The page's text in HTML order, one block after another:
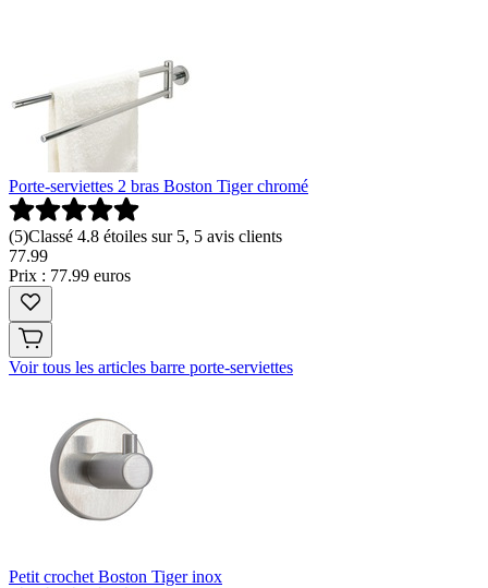
Porte-serviettes 2 bras Boston Tiger chromé
(5)Classé 4.8 étoiles sur 5, 5 avis clients
77.99
Prix : 77.99 euros
Voir tous les articles barre porte-serviettes
Petit crochet Boston Tiger inox